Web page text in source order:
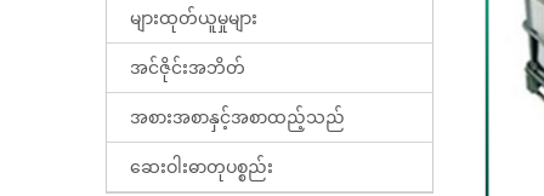
များထုတ်ယူမှုများ
အင်ဇိုင်းအဘိတ်
အစားအစာနှင့်အစာထည့်သည်
ဆေးဝါးဓာတုပစ္စည်း